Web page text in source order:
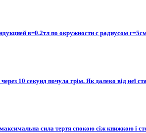
в=0.2тл по окружности с радиусом
10 секунд почула грім. Як далеко від неї
сила тертя спокою сіж книжкою і